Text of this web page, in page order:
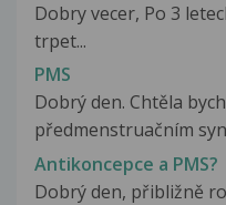
Dobry vecer, Po 3
trpet...
PMS
Dobrý den. Chtěla
předmenstruačním
Antikoncepce a PMS?
Dobrý den, přibližně